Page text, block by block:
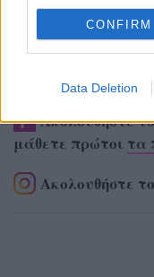
CONFIRM
Data Deletion
Ακολουθήστε
μάθετε πρώτοι τα
Ακολουθήστε